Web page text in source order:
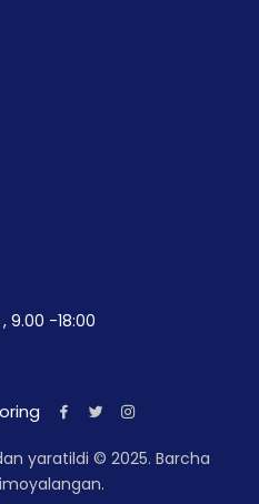
9.00 -18:00
yaratildi © 2025. Barcha